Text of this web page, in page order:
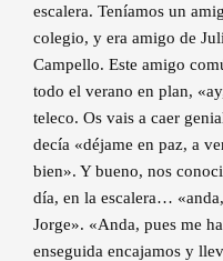
escalera. Teníamos un
colegio, y era amigo de
Campello. Este amigo
todo el verano en plan,
teleco. Os vais a caer
decía «déjame en paz, a
bien». Y bueno, nos
día, en la escalera…
Jorge». «Anda, pues me
enseguida encajamos y